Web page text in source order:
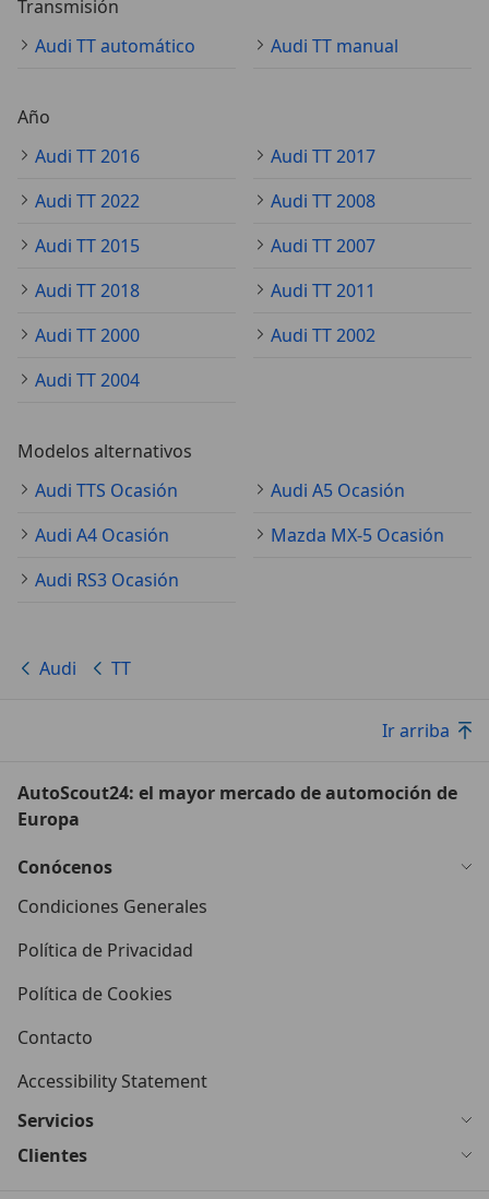
Transmisión
Audi TT automático
Audi TT manual
Año
Audi TT 2016
Audi TT 2017
Audi TT 2022
Audi TT 2008
Audi TT 2015
Audi TT 2007
Audi TT 2018
Audi TT 2011
Audi TT 2000
Audi TT 2002
Audi TT 2004
Modelos alternativos
Audi TTS Ocasión
Audi A5 Ocasión
Audi A4 Ocasión
Mazda MX-5 Ocasión
Audi RS3 Ocasión
Audi TT
Ir arriba
AutoScout24: el mayor mercado de automoción de
Europa
Conócenos
Condiciones Generales
Política de Privacidad
Política de Cookies
Contacto
Accessibility Statement
Servicios
Clientes